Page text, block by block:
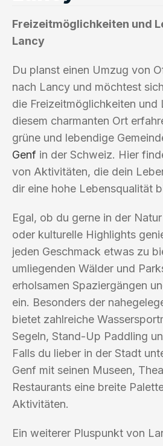
Freizeitmöglichkeiten und
Lancy
Du planst einen Umzug von
nach Lancy und möchtest
die Freizeitmöglichkeiten und
diesem charmanten Ort
grüne und lebendige
Genf in der Schweiz. Hier
von Aktivitäten, die dein
dir eine hohe Lebensqualität
Egal, ob du gerne in der
oder kulturelle Highlights
jeden Geschmack etwas zu
umliegenden Wälder und
erholsamen Spaziergängen
ein. Besonders der
bietet zahlreiche
Segeln, Stand-Up Paddling
Falls du lieber in der Stadt
Genf mit seinen Museen,
Restaurants eine breite
Aktivitäten.
Ein weiterer Pluspunkt von